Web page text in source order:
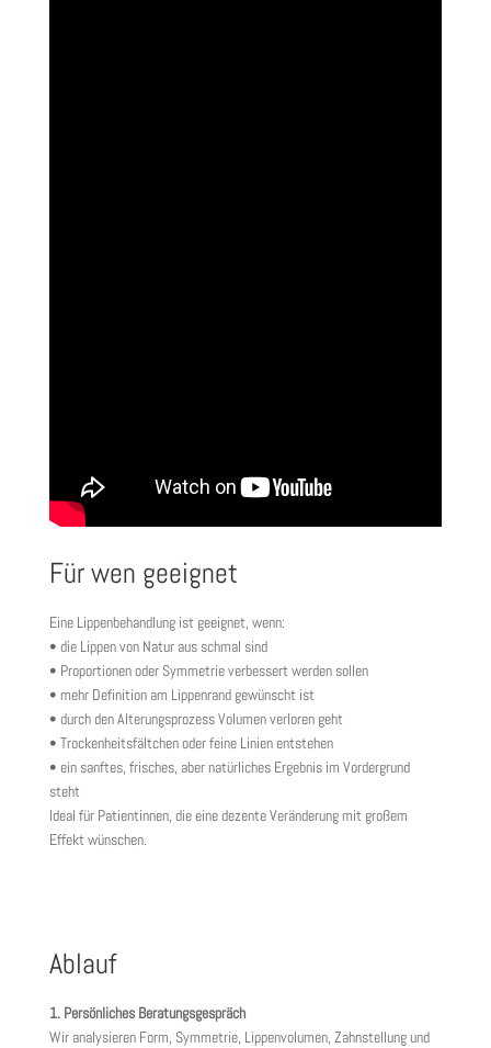
Für wen geeignet
Eine Lippenbehandlung ist geeignet, wenn:
• die Lippen von Natur aus schmal sind
• Proportionen oder Symmetrie verbessert werden sollen
• mehr Definition am Lippenrand gewünscht ist
• durch den Alterungsprozess Volumen verloren geht
• Trockenheitsfältchen oder feine Linien entstehen
• ein sanftes, frisches, aber natürliches Ergebnis im Vordergrund
steht
Ideal für Patientinnen, die eine dezente Veränderung mit großem
Effekt wünschen.
Ablauf
1. Persönliches Beratungsgespräch
Wir analysieren Form, Symmetrie, Lippenvolumen, Zahnstellung und